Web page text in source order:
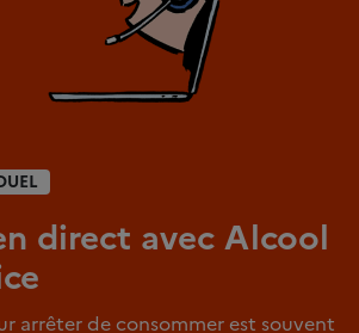
direct avec Alcool
arrêter de consommer est souvent